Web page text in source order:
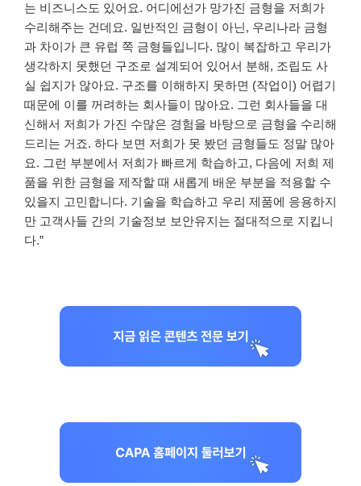
는 비즈니스도 있어요. 어디에선가 망가진 금형을 저희가
수리해주는 건데요. 일반적인 금형이 아닌, 우리나라 금형
과 차이가 큰 유럽 쪽 금형들입니다. 많이 복잡하고 우리가
생각하지 못했던 구조로 설계되어 있어서 분해, 조립도 사
실 쉽지가 않아요. 구조를 이해하지 못하면 (작업이) 어렵기
때문에 이를 꺼려하는 회사들이 많아요. 그런 회사들을 대
신해서 저희가 가진 수많은 경험을 바탕으로 금형을 수리해
드리는 거죠. 하다 보면 저희가 못 봤던 금형들도 정말 많아
요. 그런 부분에서 저희가 빠르게 학습하고, 다음에 저희 제
품을 위한 금형을 제작할 때 새롭게 배운 부분을 적용할 수
있을지 고민합니다. 기술을 학습하고 우리 제품에 응용하지
만 고객사들 간의 기술정보 보안유지는 절대적으로 지킵니
다.”